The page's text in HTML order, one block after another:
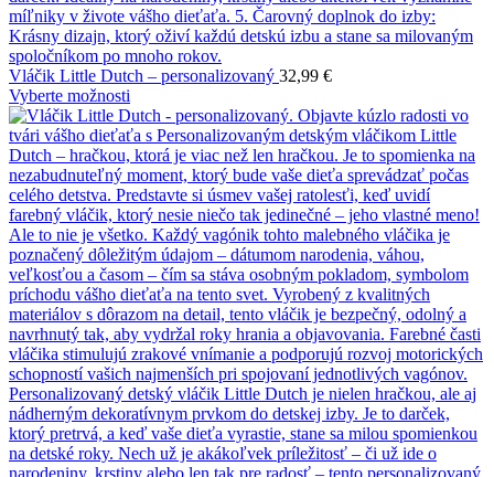
Vláčik Little Dutch – personalizovaný 32,99 €
Vyberte možnosti